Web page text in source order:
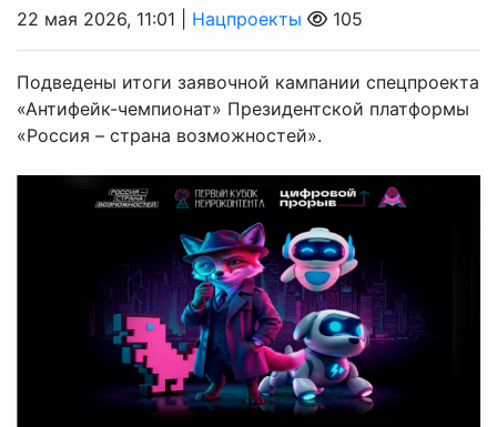
22 мая 2026, 11:01 | Нацпроекты 105
Подведены итоги заявочной кампании спецпроекта
«Антифейк-чемпионат» Президентской платформы
«Россия – страна возможностей».